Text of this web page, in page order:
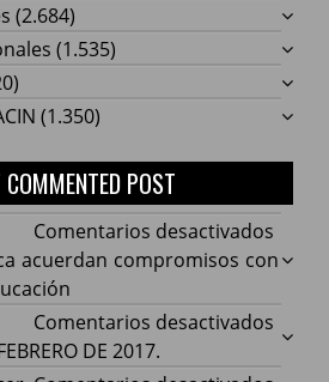
(2.684)
(1.535)
(1.350)
POST
Comentarios desactivados
Cauca
acuerdan compromisos con
Comentarios desactivados
DE 2017.